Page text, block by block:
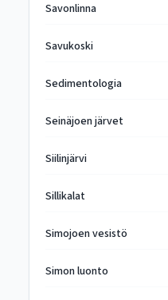
Savonlinna
Savukoski
Sedimentologia
Seinäjoen järvet
Siilinjärvi
Sillikalat
Simojoen vesistö
Simon luonto